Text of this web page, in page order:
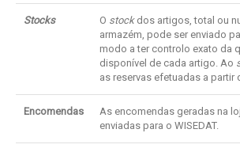
Stocks O stock dos artigos, total ou
armazém, pode ser enviado
modo a ter controlo exato da
disponível de cada artigo. Ao
as reservas efetuadas a partir
Encomendas As encomendas geradas na
enviadas para o WISEDAT.